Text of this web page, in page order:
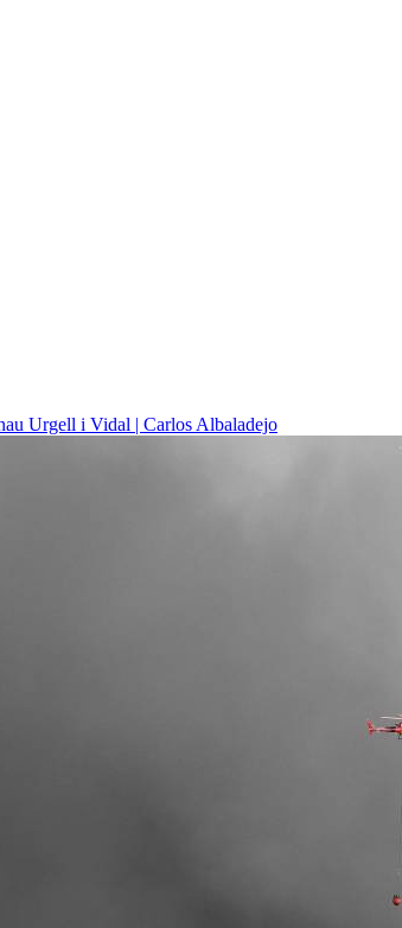
Urgell i Vidal | Carlos Albaladejo